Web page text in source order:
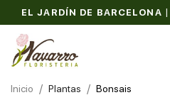
EL JARDÍN DE BARCELONA
Inicio Plantas Bonsais